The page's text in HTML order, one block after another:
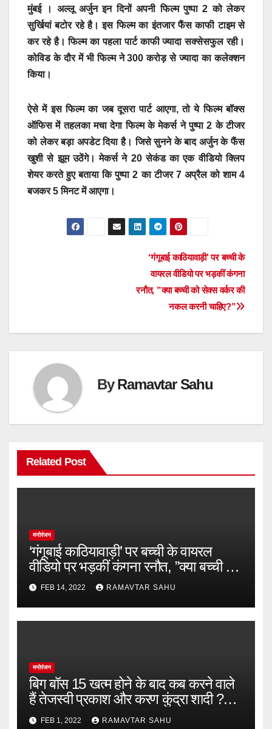
मुंबई । अल्लू अर्जुन इन दिनों अपनी फिल्म पुष्पा 2 को लेकर
सुर्खियां बटोर रहे है। इस फिल्म का इंतजार फैंस काफी टाइम से
कर रहे है। फिल्म का पहला पार्ट काफी ज्यादा सक्सेसफुल रही।
कोविड के दौर में भी फिल्म ने 300 करोड़ से ज्यादा का कलेक्शन
किया।
ऐसे में इस फिल्म का जब दूसरा पार्ट आएगा, तो ये फिल्म बॉक्स
ऑफिस में तहलका मचा देगा फिल्म के मेकर्स ने पुष्पा 2 के टीजर
को लेकर बड़ा अपडेट दिया है। जिसे सुनने के बाद अर्जुन के फैंस
खुशी से झूम उठेंगे। मेकर्स ने 20 सेकंड का एक वीडियो क्लिप
शेयर करते हुए बताया कि पुष्पा 2 का टीजर 7 अप्रैल को शाम 4
बजकर 5 मिनट में आएगा।
‘गंगूबाई काठियावाड़ी’ पर बच्ची के
वायरल वीडियो पर भड़कीं कंगना
रनौत, ”क्या बच्ची को सेक्स वर्कर की
नकल करनी चाहिए?”
ByRamavtar Sahu
Related Post
मनोरंजन
‘गंगूबाई काठियावाड़ी’ पर बच्ची के वायरल
वीडियो पर भड़कीं कंगना रनौत, ”क्या बच्ची को
सेक्स वर्कर की नकल करनी चाहिए?”
FEB 14, 2022 RAMAVTAR SAHU
मनोरंजन
बिग बॉस 15 खत्म होने के बाद कब करने वाले
हैं तेजस्वी प्रकाश और करण कुंद्रा शादी ?
पिता ने दिया ये हिंट
FEB 1, 2022 RAMAVTAR SAHU